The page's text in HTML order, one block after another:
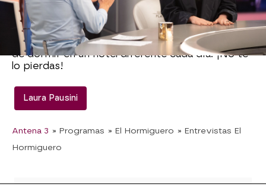
"Es la razón por la que vivo", ha dicho Laura
afirmando también que ha añadido más fechas
todavía porque es el momento en el que más
feliz es. Sin embargo, lo que más le cuesta es lo
de dormir en un hotel diferente cada día. ¡No te
lo pierdas!
Laura Pausini
Antena 3 » Programas » El Hormiguero » Entrevistas El
Hormiguero